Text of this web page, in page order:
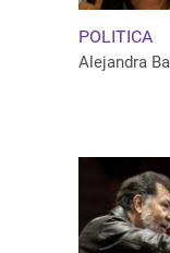
POLITICA
Alejandra